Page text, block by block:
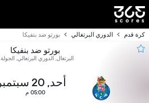
كرة قدم الدوري البرتغالي بورتو ضد بنفيكا
بورتو ضد بنفيكا
البرتغال, الدوري البرتغالي, الجولة 7
أحد, 20 سبتمبر
05:00 م